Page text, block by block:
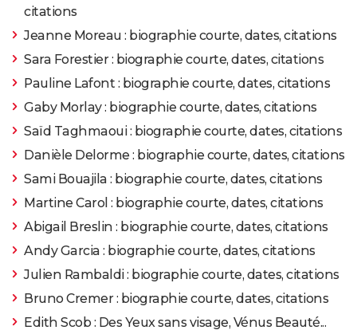
2002 L'Enfant et le loup
1998 Le Derrière
Elles
1998 L'Ecole de la chairRôle: Madame Thorpe
1997 K
1996 Nuits blanches Rôle: Julia
Aux deux colombes
citations
Jeanne Moreau : biographie courte, dates, citations
Sara Forestier : biographie courte, dates, citations
Pauline Lafont : biographie courte, dates, citations
Gaby Morlay : biographie courte, dates, citations
Saïd Taghmaoui : biographie courte, dates, citations
Danièle Delorme : biographie courte, dates, citations
Sami Bouajila : biographie courte, dates, citations
Martine Carol : biographie courte, dates, citations
Abigail Breslin : biographie courte, dates, citations
Andy Garcia : biographie courte, dates, citations
Julien Rambaldi : biographie courte, dates, citations
Bruno Cremer : biographie courte, dates, citations
Edith Scob : Des Yeux sans visage, Vénus Beauté...